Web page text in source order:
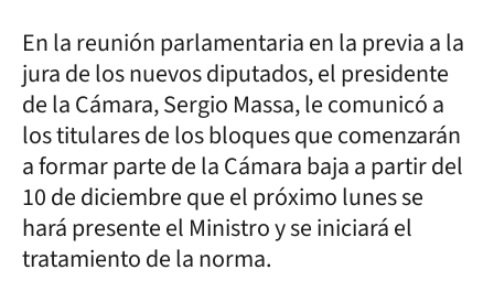
En la reunión parlamentaria en la previa a la
jura de los nuevos diputados, el presidente
de la Cámara, Sergio Massa, le comunicó a
los titulares de los bloques que comenzarán
a formar parte de la Cámara baja a partir del
10 de diciembre que el próximo lunes se
hará presente el Ministro y se iniciará el
tratamiento de la norma.